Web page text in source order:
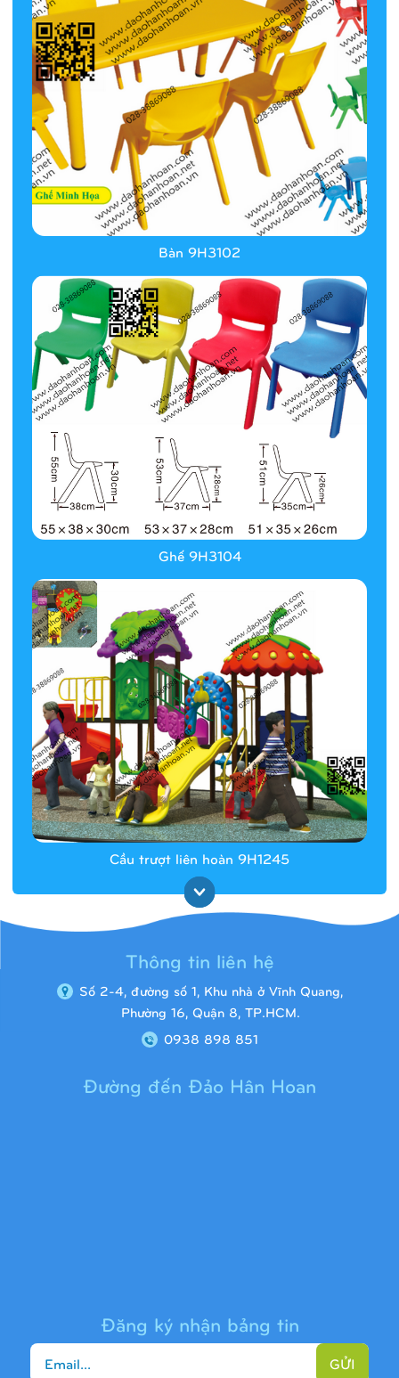
Bàn 9H3102
Ghế 9H3104
Cầu trượt liên hoàn 9H1245
Thông tin liên hệ
Số 2-4, đường số 1, Khu nhà ở Vĩnh Quang,
Phường 16, Quận 8, TP.HCM.
0938 898 851
Đường đến Đảo Hân Hoan
Đăng ký nhận bảng tin
GỬI